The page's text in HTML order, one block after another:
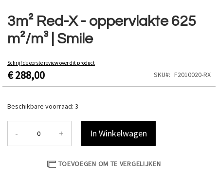
3m² Red-X - oppervlakte 625
m²/m³ | Smile
Schrijf de eerste review over dit product
€ 288,00 SKU F2010020-RX
Beschikbare voorraad: 3
- + In Winkelwagen
TOEVOEGEN OM TE VERGELIJKEN
naar
het
begin
van
afbeeldingen-
gallerij